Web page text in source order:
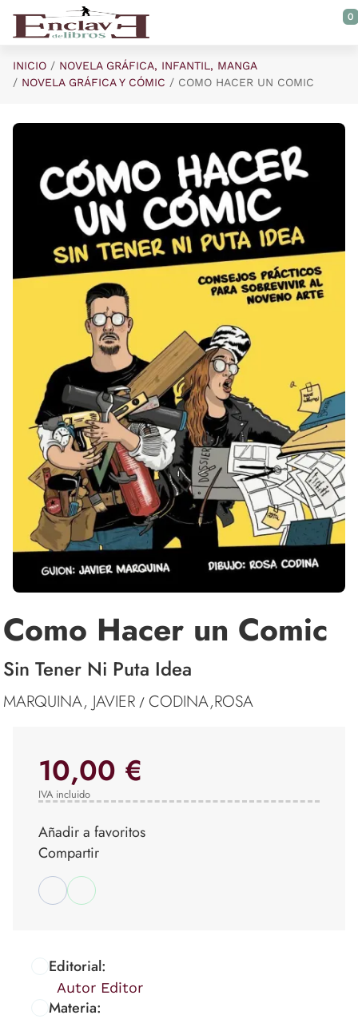
Saltar al contenido principal
0
INICIO
NOVELA GRÁFICA, INFANTIL, MANGA
NOVELA GRÁFICA Y CÓMIC
COMO HACER UN COMIC
Como Hacer un Comic
Sin Tener Ni Puta Idea
MARQUINA, JAVIER / CODINA,ROSA
Editorial:
Autor Editor
Materia:
10,00 €
IVA incluido
Añadir a favoritos
Compartir